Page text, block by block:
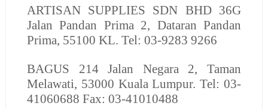
ARTISAN SUPPLIES SDN BHD36G
Jalan Pandan Prima 2, Dataran Pandan
Prima, 55100 KL. Tel: 03-9283 9266
BAGUS 214 Jalan Negara 2, Taman
Melawati, 53000 Kuala Lumpur. Tel: 03-
41060688 Fax: 03-41010488